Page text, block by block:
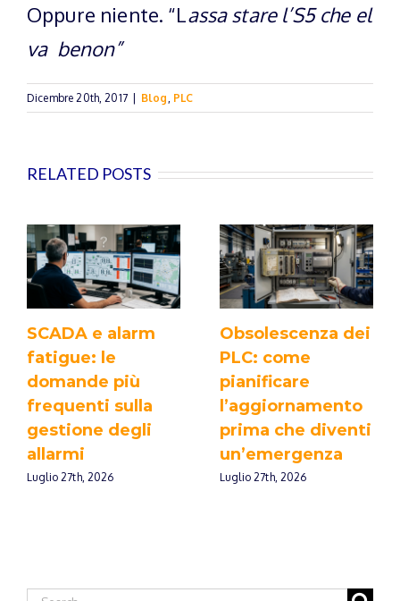
Oppure niente. “Lassa stare l’S5 che el
va benon”
Dicembre 20th, 2017 Blog, PLC
RELATED POSTS
SCADA e alarm
fatigue: le
domande più
frequenti sulla
gestione degli
allarmi
Luglio 27th, 2026
Obsolescenza dei
PLC: come
pianificare
l’aggiornamento
prima che diventi
un’emergenza
Luglio 27th, 2026